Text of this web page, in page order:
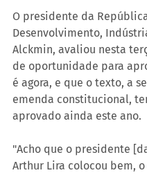
O presidente da
Desenvolvimento,
Alckmin, avaliou nesta
de oportunidade para
é agora, e que o texto, a
emenda constitucional,
aprovado ainda este ano.
"Acho que o presidente
Arthur Lira colocou bem,